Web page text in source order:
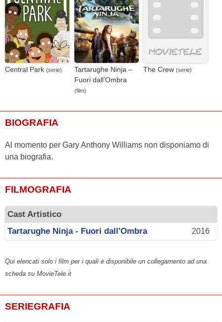
Central Park (serie)
Tartarughe Ninja –
Fuori dall’Ombra
(film)
The Crew (serie)
BIOGRAFIA
Al momento per Gary Anthony Williams non disponiamo di
una biografia.
FILMOGRAFIA
Cast Artistico
2016
Tartarughe Ninja - Fuori dall'Ombra
Qui elencati solo i film per i quali è disponibile un collegamento ad una
scheda su MovieTele.it
SERIEGRAFIA